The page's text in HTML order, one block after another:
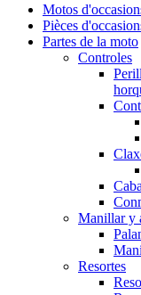
Motos
Pièces
Partes de la moto
Controles
Manillar y
Resortes